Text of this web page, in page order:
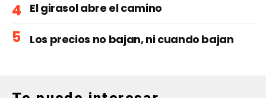
El girasol abre el camino
Los precios no bajan, ni cuando bajan